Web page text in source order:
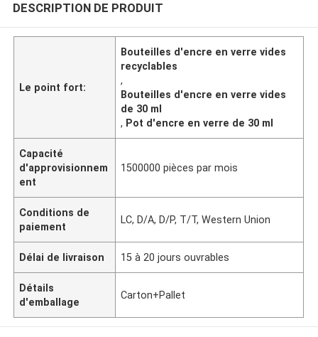
DESCRIPTION DE PRODUIT
Le point fort:
Bouteilles d'encre en verre vides
recyclables
,
Bouteilles d'encre en verre vides
de 30 ml
, Pot d'encre en verre de 30 ml
Capacité
d'approvisionnem
ent
1500000 pièces par mois
Conditions de
paiement
LC, D/A, D/P, T/T, Western Union
Délai de livraison 15 à 20 jours ouvrables
Détails
d'emballage
Carton+Pallet